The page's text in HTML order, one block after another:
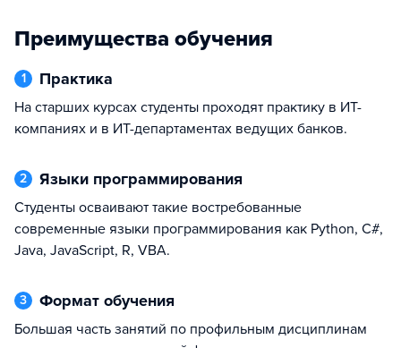
Преимущества обучения
1 Практика
На старших курсах студенты проходят практику в ИТ-
компаниях и в ИТ-департаментах ведущих банков.
2 Языки программирования
Студенты осваивают такие востребованные
современные языки программирования как Python, C#,
Java, JavaScript, R, VBA.
3 Формат обучения
Большая часть занятий по профильным дисциплинам